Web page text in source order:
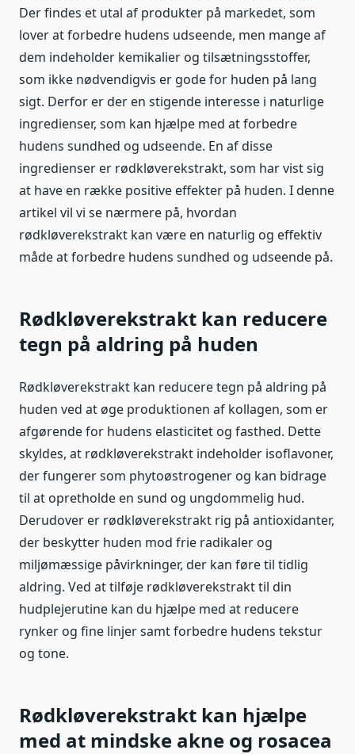
Der findes et utal af produkter på markedet, som
lover at forbedre hudens udseende, men mange af
dem indeholder kemikalier og tilsætningsstoffer,
som ikke nødvendigvis er gode for huden på lang
sigt. Derfor er der en stigende interesse i naturlige
ingredienser, som kan hjælpe med at forbedre
hudens sundhed og udseende. En af disse
ingredienser er rødkløverekstrakt, som har vist sig
at have en række positive effekter på huden. I denne
artikel vil vi se nærmere på, hvordan
rødkløverekstrakt kan være en naturlig og effektiv
måde at forbedre hudens sundhed og udseende på.
Rødkløverekstrakt kan reducere
tegn på aldring på huden
Rødkløverekstrakt kan reducere tegn på aldring på
huden ved at øge produktionen af kollagen, som er
afgørende for hudens elasticitet og fasthed. Dette
skyldes, at rødkløverekstrakt indeholder isoflavoner,
der fungerer som phytoøstrogener og kan bidrage
til at opretholde en sund og ungdommelig hud.
Derudover er rødkløverekstrakt rig på antioxidanter,
der beskytter huden mod frie radikaler og
miljømæssige påvirkninger, der kan føre til tidlig
aldring. Ved at tilføje rødkløverekstrakt til din
hudplejerutine kan du hjælpe med at reducere
rynker og fine linjer samt forbedre hudens tekstur
og tone.
Rødkløverekstrakt kan hjælpe
med at mindske akne og rosacea